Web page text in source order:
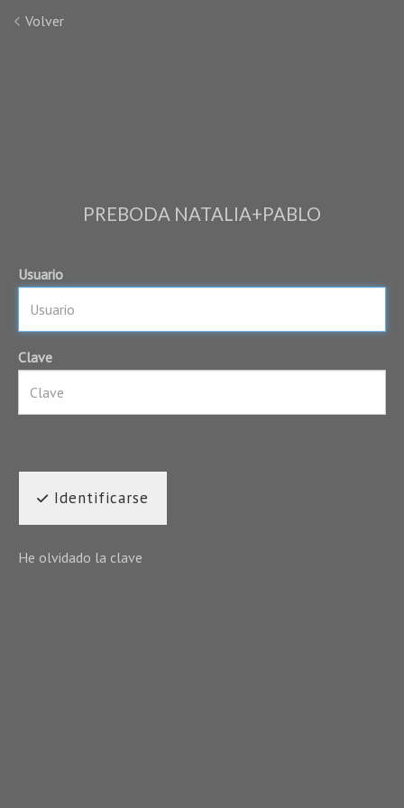
Volver
PREBODA NATALIA+PABLO
Usuario
Clave
Identificarse
He olvidado la clave